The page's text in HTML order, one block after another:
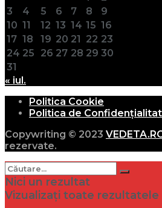
3
4 5 6 7 8
9
10 11 12 13 14 15 16
17 18 19 20 21 22 23
24 25 26 27 28 29 30
31
« iul.
Politica Cookie
Politica de
Copywriting © 2023
rezervate.
Nici un rezultat
Vizualizați toate rezultatele